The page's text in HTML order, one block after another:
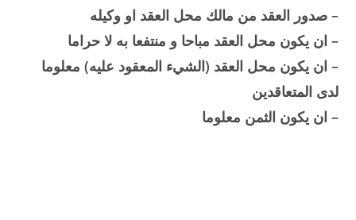
– صدور العقد من مالك محل العقد او وكيله
– ان يكون محل العقد مباحا و منتفعا به لا حراما
– ان يكون محل العقد (الشيء المعقود عليه) معلوما
لدى المتعاقدين
– ان يكون الثمن معلوما